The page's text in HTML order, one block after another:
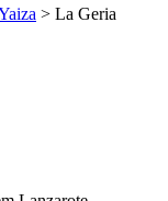
> La Geria